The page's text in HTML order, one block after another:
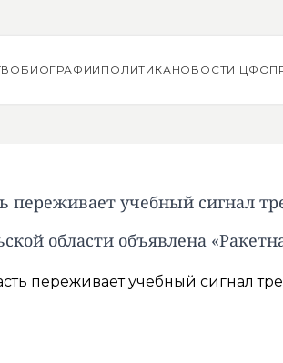
БИОГРАФИИ ПОЛИТИКАНОВОСТИ ЦФО
переживает учебный сигнал
области объявлена